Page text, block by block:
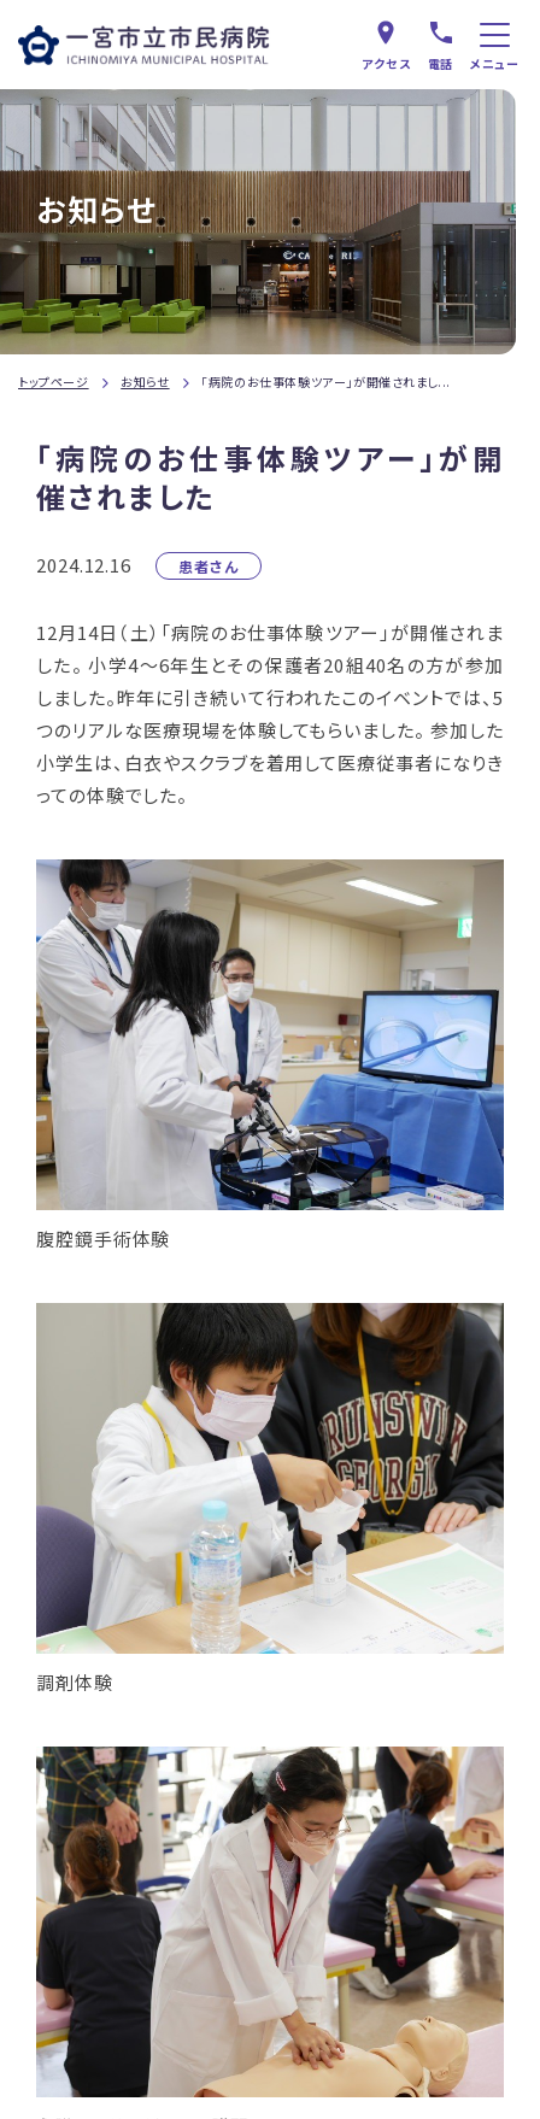
アクセス 電話 メニュー
お知らせ
トップページ お知らせ 「病院のお仕事体験ツアー」が開催されまし...
「病院のお仕事体験ツアー」が開
催されました
2024.12.16 患者さん
12月14日（土） 「病院のお仕事体験ツアー」が開催されま
した。 小学4～6年生とその保護者20組40名の方が参加
しました。昨年に引き続いて行われたこのイベントでは、5
つのリアルな医療現場を体験してもらいました。 参加した
小学生は、白衣やスクラブを着用して医療従事者になりき
っての体験でした。
腹腔鏡手術体験
調剤体験